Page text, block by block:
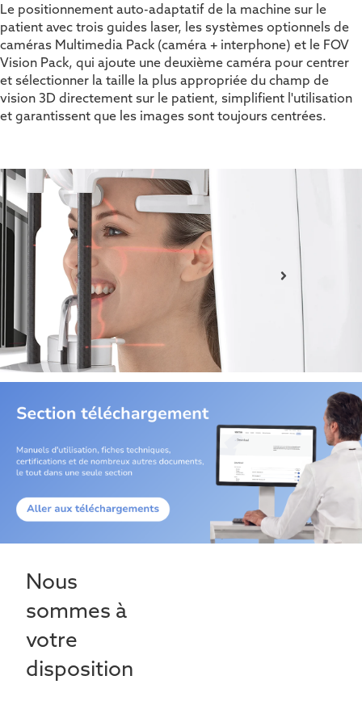
Le positionnement auto-adaptatif de la machine sur le
patient avec trois guides laser, les systèmes optionnels de
caméras Multimedia Pack (caméra + interphone) et le FOV
Vision Pack, qui ajoute une deuxième caméra pour centrer
et sélectionner la taille la plus appropriée du champ de
vision 3D directement sur le patient, simplifient l'utilisation
et garantissent que les images sont toujours centrées.
Nous
sommes à
votre
disposition